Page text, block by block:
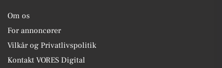
Om os
For annoncører
Vilkår og Privatlivspolitik
Kontakt VORES Digital